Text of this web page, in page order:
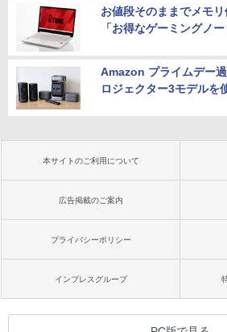
お値段そのままでメモ
「お得なゲーミングノー
Amazon プライムデー
ロジェクター3モデルを
本サイトのご利用について
広告掲載のご案内
プライバシーポリシー
インプレスグループ